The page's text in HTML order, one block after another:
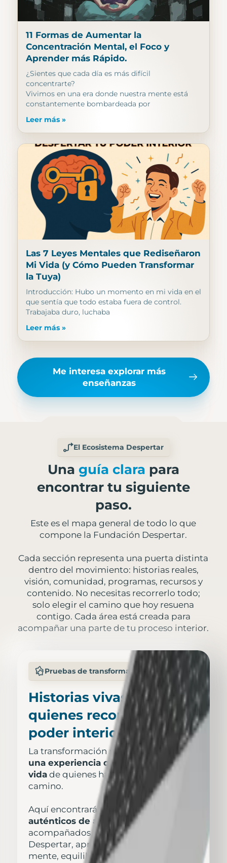
11 Formas de Aumentar la
Concentración Mental, el Foco y
Aprender más Rápido.
¿Sientes que cada día es más difícil
concentrarte?
Vivimos en una era donde nuestra mente está
constantemente bombardeada por
Leer más »
Las 7 Leyes Mentales que Rediseñaron
Mi Vida (y Cómo Pueden Transformar
la Tuya)
Introducción: Hubo un momento en mi vida en el
que sentía que todo estaba fuera de control.
Trabajaba duro, luchaba
Leer más »
Me interesa explorar más
enseñanzas
El Ecosistema Despertar
Una guía clara para
encontrar tu siguiente
paso.
Este es el mapa general de todo lo que
compone la Fundación Despertar.
Cada sección representa una puerta distinta
dentro del movimiento: historias reales,
visión, comunidad, programas, recursos y
contenido. No necesitas recorrerlo todo;
solo elegir el camino que hoy resuena
contigo. Cada área está creada para
acompañar una parte de tu proceso interior.
Pruebas de transformación real
Historias vivas de
quienes recordaron su
poder interior.
La transformación no es una teoría:es
una experiencia que se refleja en la
vidade quienes han recorrido este
camino.
Aquí encontrarástestimonios
auténticos de alumnosque,
acompañados por la Fundación
Despertar, aprendieron a entrenar su
mente, equilibrar su energía y